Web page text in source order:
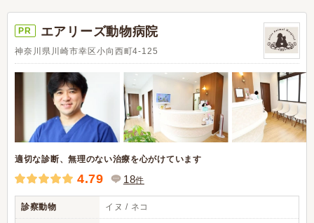
PR エアリーズ動物病院
神奈川県川崎市幸区小向西町4-125
適切な診断、無理のない治療を心がけています
4.79 18件
診察動物 イヌ / ネコ